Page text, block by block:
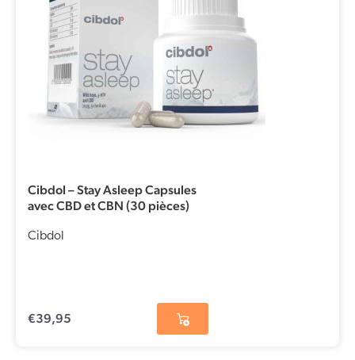
Cibdol – Stay Asleep Capsules
avec CBD et CBN (30 pièces)
Cibdol
€39,95